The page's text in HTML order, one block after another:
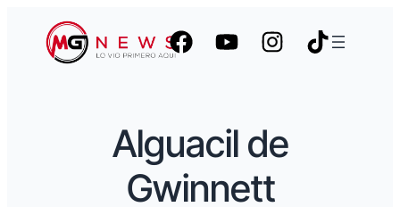
Alguacil de
Gwinnett